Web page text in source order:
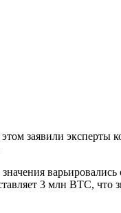
заявили эксперты
3 млн BTC, что